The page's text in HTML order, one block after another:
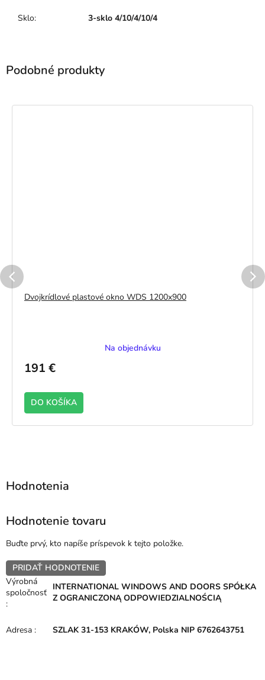
Sklo: 3-sklo 4/10/4/10/4
Dvojkrídlové plastové okno WDS 1200x900
Na objednávku
191 €
DO KOŠÍKA
Hodnotenie tovaru
Buďte prvý, kto napíše príspevok k tejto položke.
PRIDAŤ HODNOTENIE
Výrobná
spoločnosť
:
INTERNATIONAL WINDOWS AND DOORS SPÓŁKA
Z OGRANICZONĄ ODPOWIEDZIALNOŚCIĄ
Adresa : SZLAK 31-153 KRAKÓW, Polska NIP 6762643751